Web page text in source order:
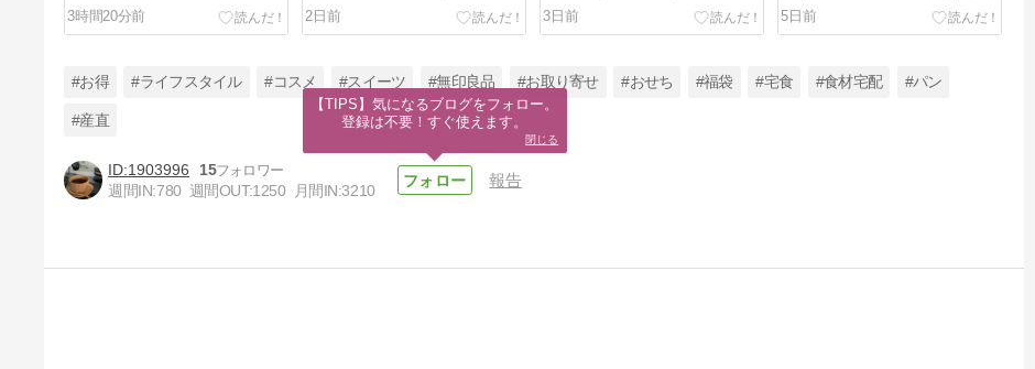
せち”に推す理由
3時間20分前 2日前
周年限定は早期完売に注意
3日前
いおせち
5日前
【2027年版】ベルーナおせち
は9月30日まで最大38％OFF！
#お得 #ライフスタイル #コスメ #スイーツ #無印良品 #お取り寄せ #おせち #福袋 #宅食 #食材宅配 #パン
#産直
1903996
15
週間IN:780 週間OUT:1250 月間IN:3210
報告
【TIPS】気になるブログをフォロー。
登録は不要！すぐ使えます。
閉じる